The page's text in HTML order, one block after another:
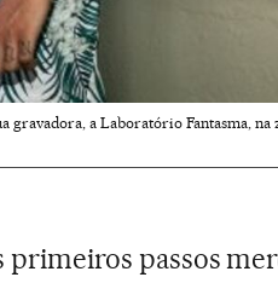
gravadora, a Laboratório Fantasma, na
passos